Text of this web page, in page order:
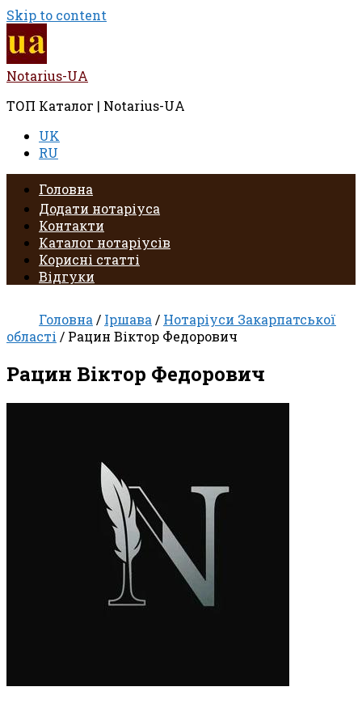
Skip to content
Notarius-UA
ТОП Каталог | Notarius-UA
UK
RU
Головна
Додати нотаріуса
Контакти
Каталог нотаріусів
Корисні статті
Відгуки
Головна / Іршава / Нотаріуси Закарпатської
області / Рацин Віктор Федорович
Рацин Віктор Федорович